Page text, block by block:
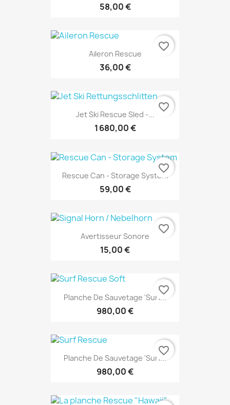
58,00 €
Aileron Rescue
36,00 €
favorite_border
Jet Ski Rescue Sled -...
1 680,00 €
favorite_border
Rescue Can - Storage System
59,00 €
favorite_border
Avertisseur Sonore
15,00 €
favorite_border
Planche De Sauvetage 'Surf...
980,00 €
favorite_border
Planche De Sauvetage 'Surf...
980,00 €
favorite_border